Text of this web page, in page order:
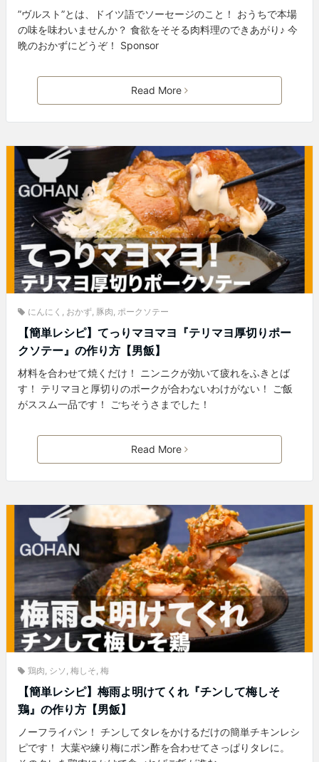
”ヴルスト”とは、ドイツ語でソーセージのこと！ おうちで本場
の味を味わいませんか？ 食欲をそそる肉料理のできあがり♪ 今
晩のおかずにどうぞ！ Sponsor
Read More
にんにく , おかず, 豚肉, ポークソテー
【簡単レシピ】てっりマヨマヨ『テリマヨ厚切りポー
クソテー』の作り方【男飯】
材料を合わせて焼くだけ！ ニンニクが効いて疲れをふきとば
す！ テリマヨと厚切りのポークが合わないわけがない！ ご飯
がススム一品です！ ごちそうさまでした！
Read More
鶏肉, シソ , 梅しそ, 梅
【簡単レシピ】梅雨よ明けてくれ『チンして梅しそ
鶏』の作り方【男飯】
ノーフライパン！ チンしてタレをかけるだけの簡単チキンレシ
ピです！ 大葉や練り梅にポン酢を合わせてさっぱりタレに。